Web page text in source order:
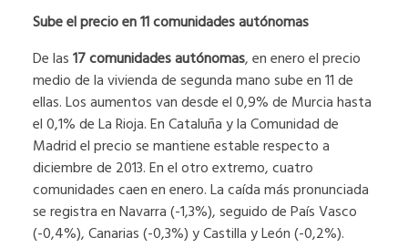
Sube el precio en 11 comunidades autónomas
De las17 comunidades autónomas, en enero el precio
medio de la vivienda de segunda mano sube en 11 de
ellas. Los aumentos van desde el 0,9% de Murcia hasta
el 0,1% de La Rioja. En Cataluña y la Comunidad de
Madrid el precio se mantiene estable respecto a
diciembre de 2013. En el otro extremo, cuatro
comunidades caen en enero. La caída más pronunciada
se registra en Navarra (-1,3%), seguido de País Vasco
(-0,4%), Canarias (-0,3%) y Castilla y León (-0,2%).